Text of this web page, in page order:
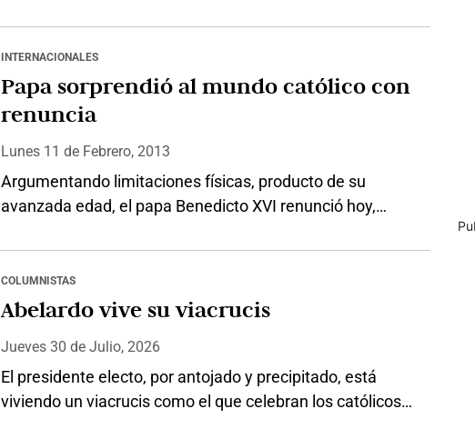
de la Capilla Sixtina. A las 7:42 de la noche, hora italiana,
apareció humo negro anunciando que en la primera
votación de los 115 cardenales electores…
INTERNACIONALES
Papa sorprendió al mundo católico con
renuncia
Lunes 11de Febrero, 2013
Argumentando limitaciones físicas, producto de su
avanzada edad, el papa Benedicto XVI renunció hoy,
pontificado. Lea la carta de renuncia del Pontífice, de 85
años de edad: \”Queridísimos hermanos, Os he
convocado a este Consistorio, no sólo para las tres
COLUMNISTAS
Abelardo vive su viacrucis
Jueves 30deJulio, 2026
El presidente electo, por antojado y precipitado, está
viviendo un viacrucis como el que celebran los católicos